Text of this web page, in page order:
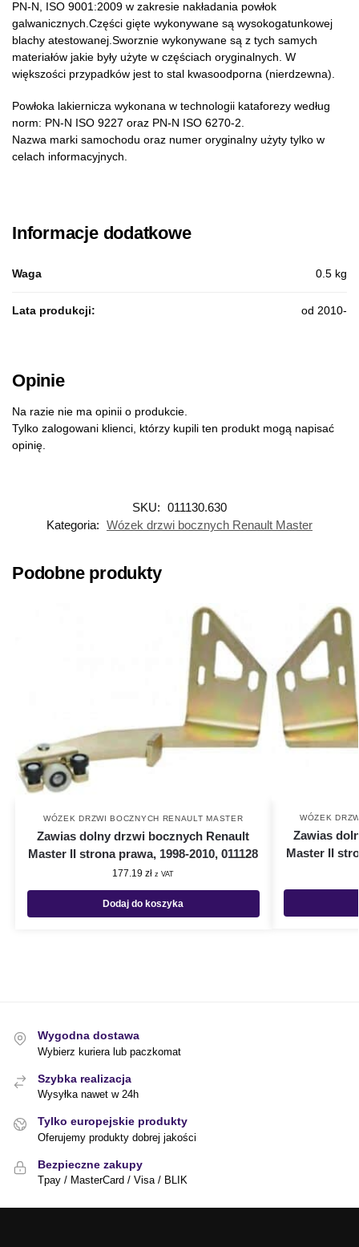
PN-N, ISO 9001:2009 w zakresie nakładania powłok
galwanicznych.Części gięte wykonywane są wysokogatunkowej
blachy atestowanej.Sworznie wykonywane są z tych samych
materiałów jakie były użyte w częściach oryginalnych. W
większości przypadków jest to stal kwasoodporna (nierdzewna).
Powłoka lakiernicza wykonana w technologii kataforezy według
norm: PN-N ISO 9227 oraz PN-N ISO 6270-2.
Nazwa marki samochodu oraz numer oryginalny użyty tylko w
celach informacyjnych.
Informacje dodatkowe
Waga 0.5 kg
Lata produkcji: od 2010-
Opinie
Na razie nie ma opinii o produkcie.
Tylko zalogowani klienci, którzy kupili ten produkt mogą napisać
opinię.
SKU: 011130.630
Kategoria: Wózek drzwi bocznych Renault Master
Podobne produkty
WÓZEK DRZWI BOCZNYCH RENAULT MASTER
Zawias dolny drzwi bocznych Renault
Master II strona prawa, 1998-2010, 011128
177.19zł z VAT
Dodaj do koszyka
WÓZEK
Zawias
Master II
Wygodna dostawa
Wybierz kuriera lub paczkomat
Szybka realizacja
Wysyłka nawet w 24h
Tylko europejskie produkty
Oferujemy produkty dobrej jakości
Bezpieczne zakupy
Tpay / MasterCard / Visa / BLIK